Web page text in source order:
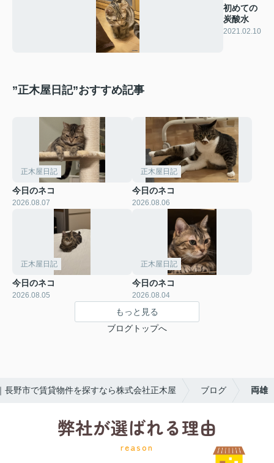
初めての
炭酸水
2021.02.10
”正木屋日記”おすすめ記事
正木屋日記
今日のネコ
2026.08.07
正木屋日記
今日のネコ
2026.08.06
正木屋日記
今日のネコ
2026.08.05
正木屋日記
今日のネコ
2026.08.04
もっと見る
ブログトップへ
長野市で賃貸物件を探すなら株式会社正木屋 ブログ 両雄
弊社が選ばれる理由
reason